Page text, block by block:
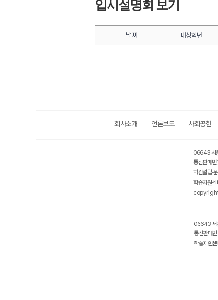
입시설명회 보기
날 짜 대상학년
회사소개 언론보도 사회공헌
06643 서
통신판매
학원설립·
학습지원
06643 서
통신판매
학습지원